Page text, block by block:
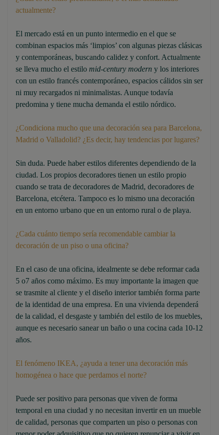
actualmente?
El mercado está en un punto intermedio en el que se
combinan espacios más ‘limpios’ con algunas piezas clásicas
y contemporáneas, buscando calidez y confort. Actualmente
se lleva mucho el estilo mid-century modern y los interiores
con un estilo francés contemporáneo, espacios cálidos sin ser
ni muy recargados ni minimalistas. Aunque todavía
predomina y tiene mucha demanda el estilo nórdico.
¿Condiciona mucho que una decoración sea para Barcelona,
Madrid o Valladolid? ¿Es decir, hay tendencias por lugares?
Sin duda. Puede haber estilos diferentes dependiendo de la
ciudad. Los propios decoradores tienen un estilo propio
cuando se trata de decoradores de Madrid, decoradores de
Barcelona, etcétera. Tampoco es lo mismo una decoración
en un entorno urbano que en un entorno rural o de playa.
¿Cada cuánto tiempo sería recomendable cambiar la
decoración de un piso o una oficina?
En el caso de una oficina, idealmente se debe reformar cada
5 o7 años como máximo. Es muy importante la imagen que
se trasmite al cliente y el diseño interior también forma parte
de la identidad de una empresa. En una vivienda dependerá
de la calidad, el desgaste y también del estilo de los muebles,
aunque es necesario sanear un baño o una cocina cada 10-12
años.
El fenómeno IKEA, ¿ayuda a tener una decoración más
homogénea o hace que perdamos el norte?
Puede ser positivo para personas que viven de forma
temporal en una ciudad y no necesitan invertir en un mueble
de calidad, personas que comparten un piso o personas con